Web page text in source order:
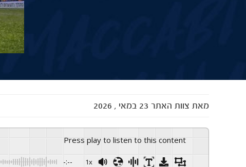
מאת צוות האתר 23 במאי , 2026
Press play to listen to this content
-:-- 1x